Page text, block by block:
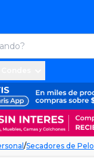
/Secadores de Pelo